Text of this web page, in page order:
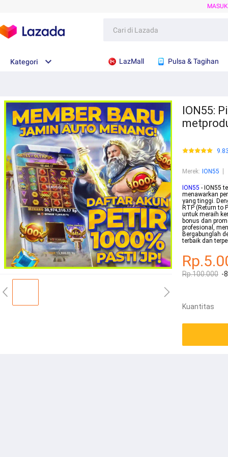
Kategori LazMall Pulsa & Tagihan
ION55:
Merek: ION55
ION55 - ION55
menawarkan
yang tinggi.
RTP (Return to
untuk meraih
bonus dan
profesional,
Bergabunglah
terbaik dan
Rp.100.000 -
Kuantitas